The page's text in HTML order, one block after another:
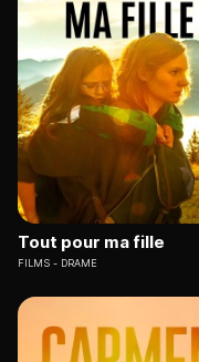
Tout pour ma fille
FILMS DRAME